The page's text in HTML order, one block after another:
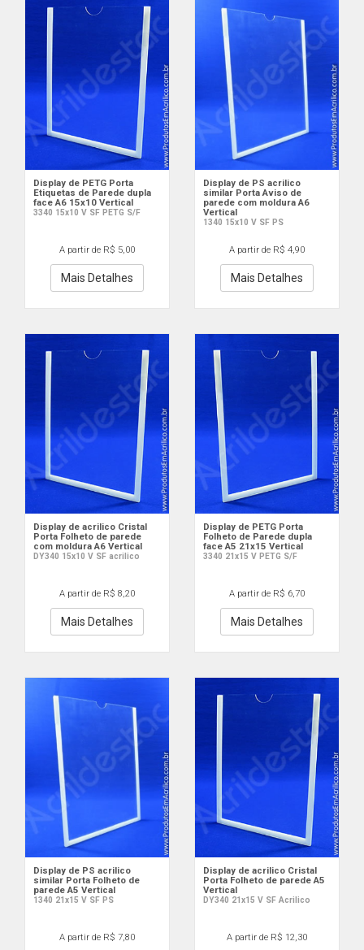
Display de PETG Porta
Etiquetas de Parede dupla
face A6 15x10 Vertical
3340 15x10 V SF PETG S/F
A partir de R$ 5,00
Mais Detalhes
Display de PS acrilico
similar Porta Aviso de
parede com moldura A6
Vertical
1340 15x10 V SF PS
A partir de R$ 4,90
Mais Detalhes
Display de acrilico Cristal
Porta Folheto de parede
com moldura A6 Vertical
DY340 15x10 V SF acrilico
A partir de R$ 8,20
Mais Detalhes
Display de PETG Porta
Folheto de Parede dupla
face A5 21x15 Vertical
3340 21x15 V PETG S/F
A partir de R$ 6,70
Mais Detalhes
Display de PS acrilico
similar Porta Folheto de
parede A5 Vertical
1340 21x15 V SF PS
A partir de R$ 7,80
Display de acrilico Cristal
Porta Folheto de parede A5
Vertical
DY340 21x15 V SF Acrilico
A partir de R$ 12,30